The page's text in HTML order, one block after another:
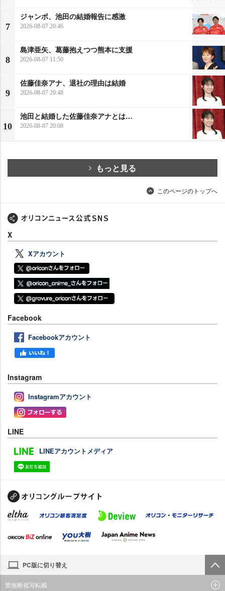
7
ジャンボ、池田の結婚報告に感激
2026-08-07 20:46
8
島津亜矢、葛藤抱えつつ熊本に支援
2026-08-07 11:50
9
佐藤佳奈アナ、退社の理由は結婚
2026-08-07 20:48
10
池田と結婚した佐藤佳奈アナとは…
2026-08-07 20:08
もっと見る
このページのトップへ
X
Xアカウント
Facebook
Facebookアカウント
Instagram
Instagramアカウント
LINE
LINEアカウントメディア
PC版に切り替え
禁無断複写転載